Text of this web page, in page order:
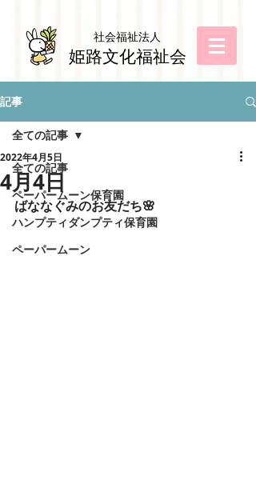
社会福祉法人
姫路文化福祉会
記事
全ての記事
ペーパームーン保育園
ハンプティダンプティ保育園
ペーパームーン
全ての記事
4月4日
2022年4月5日
ばななぐみのお友だち🌸